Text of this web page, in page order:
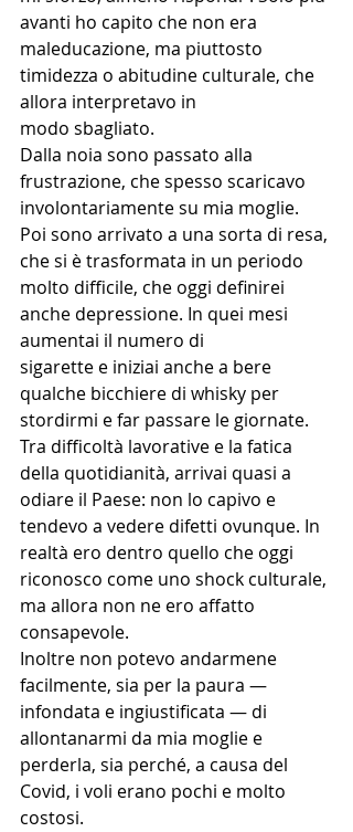
avanti ho capito che non era
maleducazione, ma piuttosto
timidezza o abitudine culturale, che
allora interpretavo in
modo sbagliato.
Dalla noia sono passato alla
frustrazione, che spesso scaricavo
involontariamente su mia moglie.
Poi sono arrivato a una sorta di resa,
che si è trasformata in un periodo
molto difficile, che oggi definirei
anche depressione. In quei mesi
aumentai il numero di
sigarette e iniziai anche a bere
qualche bicchiere di whisky per
stordirmi e far passare le giornate.
Tra difficoltà lavorative e la fatica
della quotidianità, arrivai quasi a
odiare il Paese: non lo capivo e
tendevo a vedere difetti ovunque. In
realtà ero dentro quello che oggi
riconosco come uno shock culturale,
ma allora non ne ero affatto
consapevole.
Inoltre non potevo andarmene
facilmente, sia per la paura —
infondata e ingiustificata — di
allontanarmi da mia moglie e
perderla, sia perché, a causa del
Covid, i voli erano pochi e molto
costosi.